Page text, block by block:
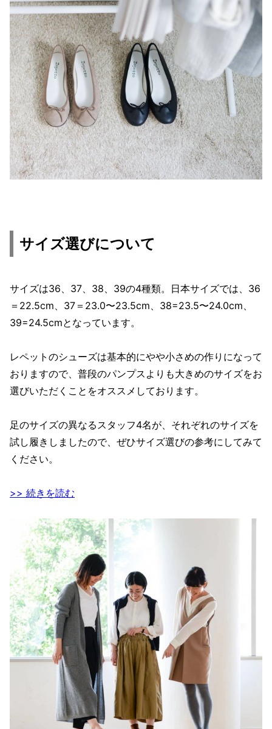
サイズ選びについて
サイズは36、37、38、39の4種類。日本サイズでは、36
＝22.5cm、37＝23.0〜23.5cm、38=23.5〜24.0cm、
39=24.5cmとなっています。
レペットのシューズは基本的にやや小さめの作りになって
おりますので、普段のパンプスよりも大きめのサイズをお
選びいただくことをオススメしております。
足のサイズの異なるスタッフ4名が、それぞれのサイズを
試し履きしましたので、ぜひサイズ選びの参考にしてみて
ください。
>> 続きを読む